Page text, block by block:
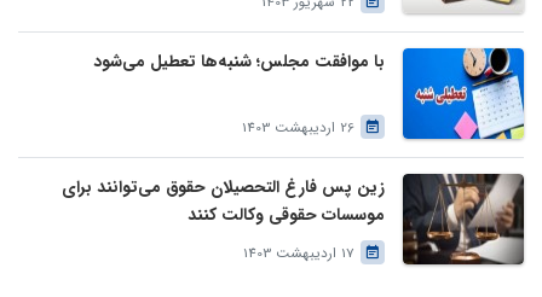
با موافقت مجلس؛ شنبه‌ها تعطیل می‌شود
26 اردیبهشت 1403
زین پس فارغ التحصیلان حقوق می‌توانند برای
موسسات حقوقی وکالت کنند
17 اردیبهشت 1403